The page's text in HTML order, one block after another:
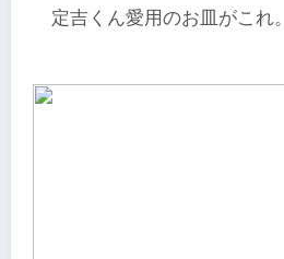
定吉くん愛用のお皿がこれ。